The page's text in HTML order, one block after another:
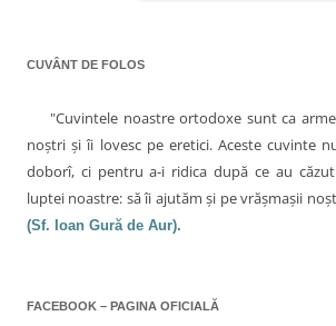
u d
-
f
r
e
a
o
i
c
o
CUVÂNT DE FOLOS
"Cuvintele noastre ortodoxe sunt ca
noştri şi îi lovesc pe eretici. Aceste cuvinte
doborî, ci pentru a-i ridica după ce au
luptei noastre: să îi ajutăm şi pe vrăşmaşii
(Sf. Ioan Gură de Aur).
FACEBOOK – PAGINA OFICIALĂ